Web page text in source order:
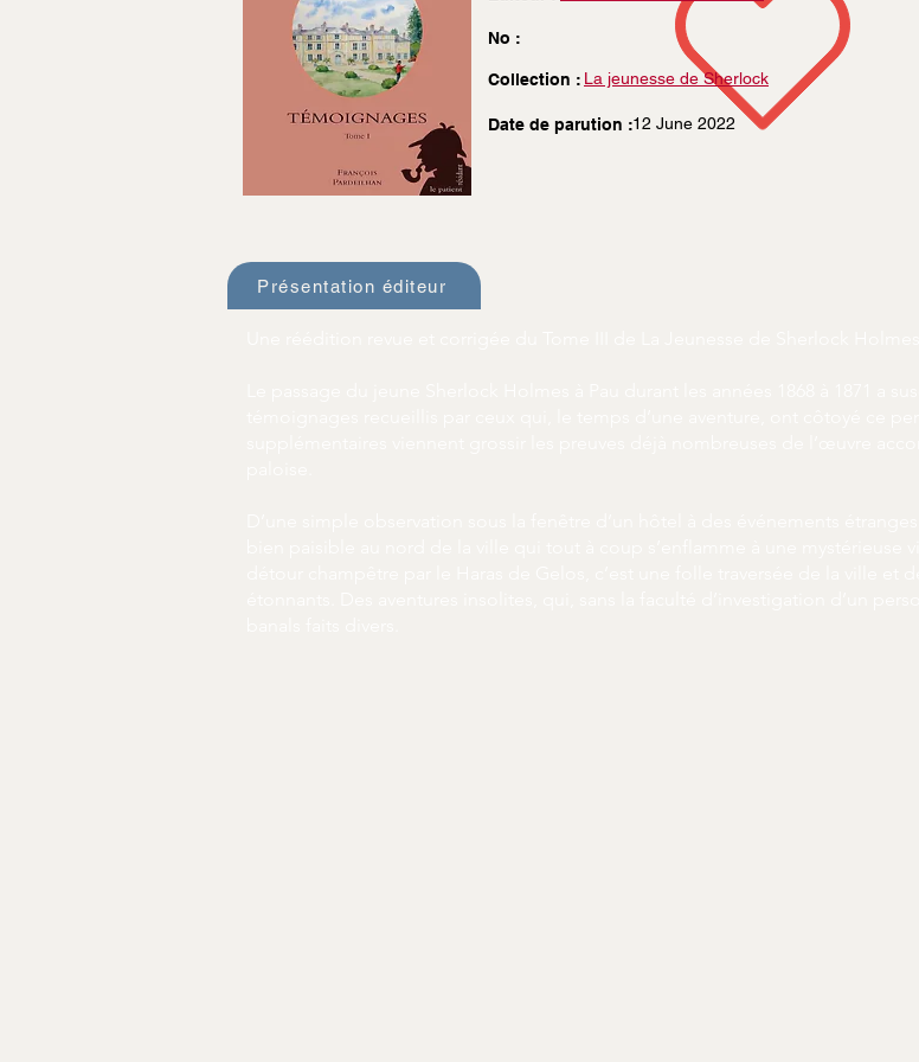
No :
Collection : La jeunesse de Sherlock
Date de parution :12 June 2022
Présentation éditeur